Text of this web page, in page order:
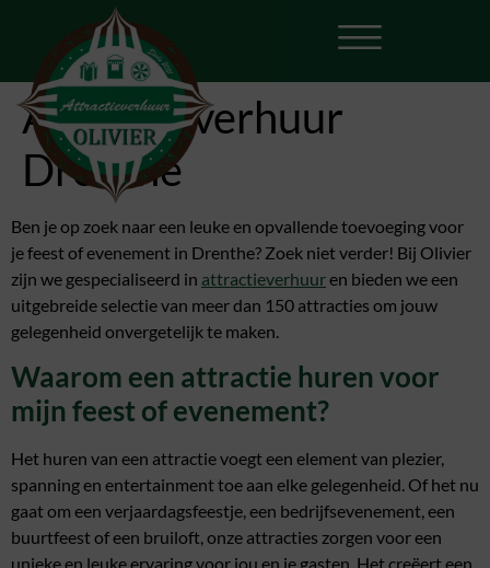
Attractieverhuur
Drenthe
Ben je op zoek naar een leuke en opvallende toevoeging voor
je feest of evenement in Drenthe? Zoek niet verder! Bij Olivier
zijn we gespecialiseerd in attractieverhuuren bieden we een
uitgebreide selectie van meer dan 150 attracties om jouw
gelegenheid onvergetelijk te maken.
Waarom een attractie huren voor
mijn feest of evenement?
Het huren van een attractie voegt een element van plezier,
spanning en entertainment toe aan elke gelegenheid. Of het nu
gaat om een verjaardagsfeestje, een bedrijfsevenement, een
buurtfeest of een bruiloft, onze attracties zorgen voor een
unieke en leuke ervaring voor jou en je gasten. Het creëert een